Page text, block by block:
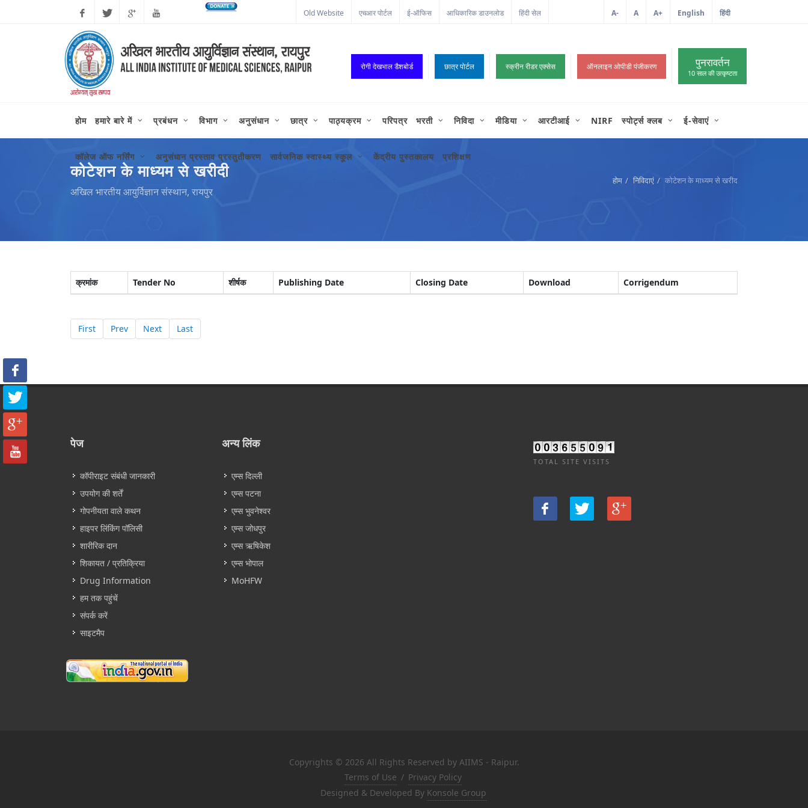
FacebookTwitter
Plus
Old Website एचआर पोर्टल ई-ऑफिस आधिकारिक डाउनलोड हिंदी सेल A- A A+ English हिंदी
रोगी देखभाल डैशबोर्ड छात्र पोर्टल स्क्रीन रीडर एक्सेस ऑनलाइन ओपीडी पंजीकरण पुनरावर्तन
10 साल की उत्कृष्टता
होम हमारे बारे में प्रबंधन विभाग अनुसंधान छात्र पाठ्यक्रम परिपत्र भरती निविदा मीडिया आरटीआई NIRF स्पोर्ट्स क्लब ई-सेवाएं
कॉलेज ऑफ नर्सिंग अनुसंधान प्रस्ताव प्रस्तुतीकरण सार्वजनिक स्वास्थ्य स्कूल केंद्रीय पुस्तकालय प्रशिक्षण
कोटेशन के माध्यम से खरीदी
अखिल भारतीय आयुर्विज्ञान संस्थान, रायपुर
होम निविदाएं कोटेशन के माध्यम से खरीद
क्रमांक Tender No शीर्षक Publishing Date Closing Date Download Corrigendum
First Prev Next Last
पेज
कॉपीराइट संबंधी जानकारी
उपयोग की शर्तें
गोपनीयता वाले कथन
हाइपर लिंकिंग पॉलिसी
शारीरिक दान
शिकायत / प्रतिक्रिया
Drug Information
हम तक पहुंचें
संपर्क करें
साइटमैप
अन्य लिंक
एम्स दिल्ली
एम्स पटना
एम्स भुवनेश्वर
एम्स जोधपुर
एम्स ऋषिकेश
एम्स भोपाल
MoHFW
TOTAL SITE VISITS
Copyrights © 2026 All Rights Reserved by AIIMS - Raipur.
Terms of Use / Privacy Policy
Designed & Developed By Konsole Group